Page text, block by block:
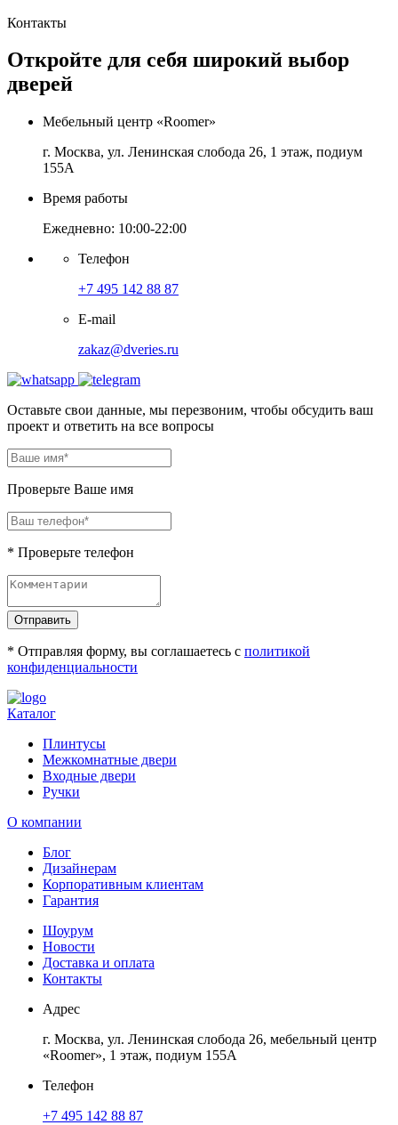
Контакты
Откройте для себя широкий выбор
дверей
Мебельный центр «Roomer»
г. Москва, ул. Ленинская слобода 26, 1 этаж, подиум
155А
Время работы
Ежедневно: 10:00-22:00
Телефон
+7 495 142 88 87
E-mail
zakaz@dveries.ru
Оставьте свои данные, мы перезвоним, чтобы обсудить ваш
проект и ответить на все вопросы
Проверьте Ваше имя
* Проверьте телефон
Отправить
* Отправляя форму, вы соглашаетесь с политикой
конфиденциальности
Каталог
Плинтусы
Межкомнатные двери
Входные двери
Ручки
О компании
Блог
Дизайнерам
Корпоративным клиентам
Гарантия
Шоурум
Новости
Доставка и оплата
Контакты
Адрес
г. Москва, ул. Ленинская слобода 26, мебельный центр
«Roomer», 1 этаж, подиум 155А
Телефон
+7 495 142 88 87